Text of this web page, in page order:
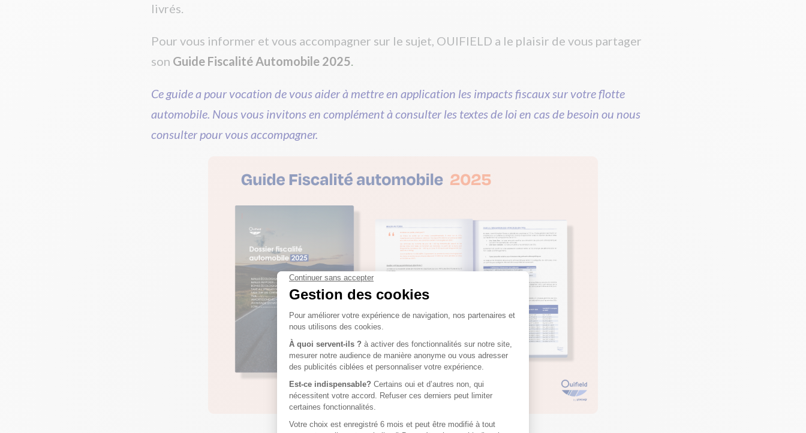
livrés.
Pour vous informer et vous accompagner sur le sujet, OUIFIELD a le plaisir de vous partager
son Guide Fiscalité Automobile 2025.
Ce guide a pour vocation de vous aider à mettre en application les impacts fiscaux sur votre flotte
automobile. Nous vous invitons en complément à consulter les textes de loi en cas de besoin ou nous
consulter pour vous accompagner.